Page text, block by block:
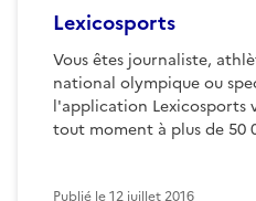
Lexicosports
Vous êtes journaliste,
national olympique ou
l'application Lexicosports
tout moment à plus de 50
Publié le12 juillet 2016